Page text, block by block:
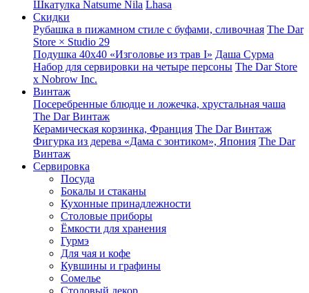
Шкатулка Natsume Nila Lhasa
Скидки
Рубашка в пижамном стиле с буфами, сливочная The Dar
Store × Studio 29
Подушка 40x40 «Изголовье из трав I» Даша Сурма
Набор для сервировки на четыре персоны The Dar Store
х Nobrow Inc.
Винтаж
Посеребренные блюдце и ложечка, хрустальная чаша
The Dar Винтаж
Керамическая корзинка, Франция The Dar Винтаж
Фигурка из дерева «Дама с зонтиком», Япония The Dar
Винтаж
Сервировка
Посуда
Бокалы и стаканы
Кухонные принадлежности
Столовые приборы
Ëмкости для хранения
Гурмэ
Для чая и кофе
Кувшины и графины
Сомелье
Столовый декор